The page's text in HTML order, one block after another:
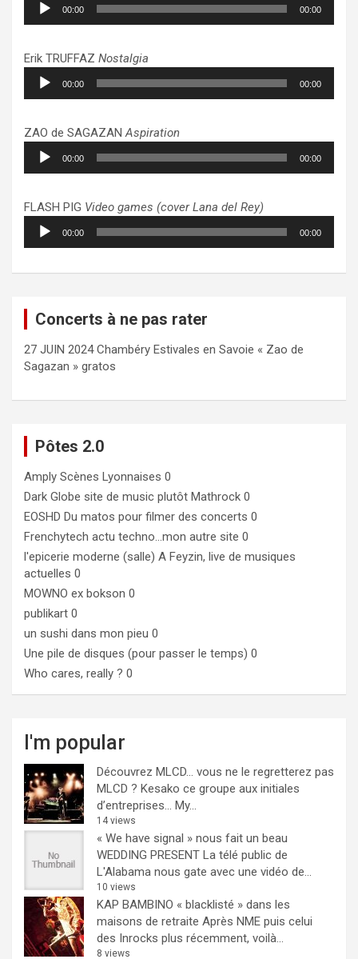
audio
00:00 00:00
Erik TRUFFAZ Nostalgia
Lecteur
audio
00:00 00:00
ZAO de SAGAZANAspiration
Lecteur
audio
00:00 00:00
FLASH PIG Video games (cover Lana del Rey)
Lecteur
audio
00:00 00:00
Concerts à ne pas rater
27 JUIN 2024 Chambéry Estivales en Savoie « Zao de
Sagazan » gratos
Pôtes 2.0
Amply Scènes Lyonnaises 0
Dark Globe site de music plutôt Mathrock 0
EOSHD Du matos pour filmer des concerts 0
Frenchytech actu techno…mon autre site 0
l'epicerie moderne (salle) A Feyzin, live de musiques
actuelles 0
MOWNO ex bokson 0
publikart 0
un sushi dans mon pieu 0
Une pile de disques (pour passer le temps) 0
Who cares, really ? 0
I'm popular
Découvrez MLCD… vous ne le regretterez pas
MLCD ? Kesako ce groupe aux initiales
d’entreprises… My...
14 views
« We have signal » nous fait un beau
WEDDING PRESENT La télé public de
L'Alabama nous gate avec une vidéo de...
10 views
KAP BAMBINO « blacklisté » dans les
maisons de retraite Après NME puis celui
des Inrocks plus récemment, voilà...
8 views